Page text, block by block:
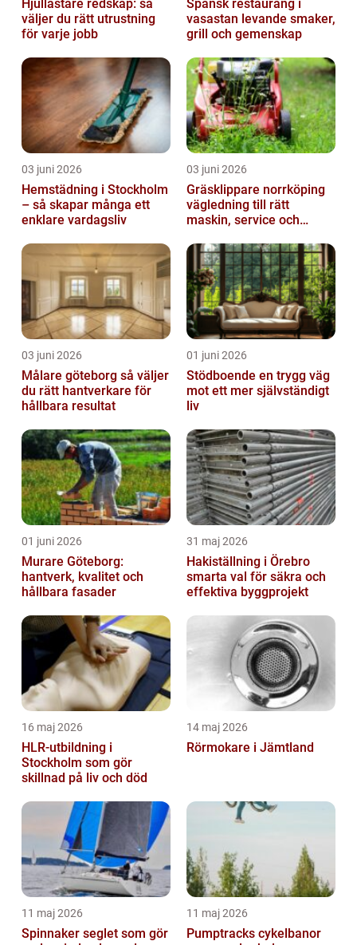
Hjullastare redskap: så
väljer du rätt utrustning
för varje jobb
Spansk restaurang i
vasastan levande smaker,
grill och gemenskap
03 juni 2026
Hemstädning i Stockholm
– så skapar många ett
enklare vardagsliv
03 juni 2026
Gräsklippare norrköping
vägledning till rätt
maskin, service och
03 juni 2026
Målare göteborg så väljer
du rätt hantverkare för
hållbara resultat
01 juni 2026
Stödboende en trygg väg
mot ett mer självständigt
liv
01 juni 2026
Murare Göteborg:
hantverk, kvalitet och
hållbara fasader
31 maj 2026
Hakiställning i Örebro
smarta val för säkra och
effektiva byggprojekt
16 maj 2026
HLR-utbildning i
Stockholm som gör
skillnad på liv och död
14 maj 2026
Rörmokare i Jämtland
11 maj 2026
Spinnaker seglet som gör
11 maj 2026
Pumptracks cykelbanor